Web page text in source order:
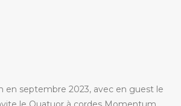
en septembre 2023, avec en guest le